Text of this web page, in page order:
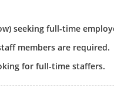
seeking full-time
members are required.
for full-time staffers.